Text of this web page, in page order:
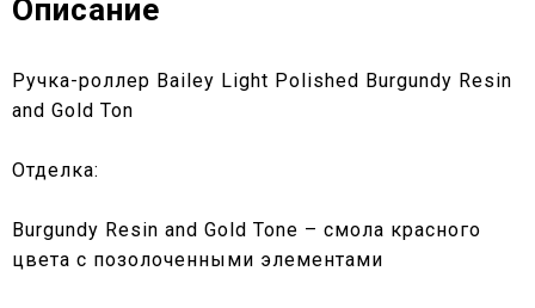
Описание
Ручка-роллер Bailey Light Polished Burgundy Resin
and Gold Ton
Отделка:
Burgundy Resin and Gold Tone – смола красного
цвета с позолоченными элементами